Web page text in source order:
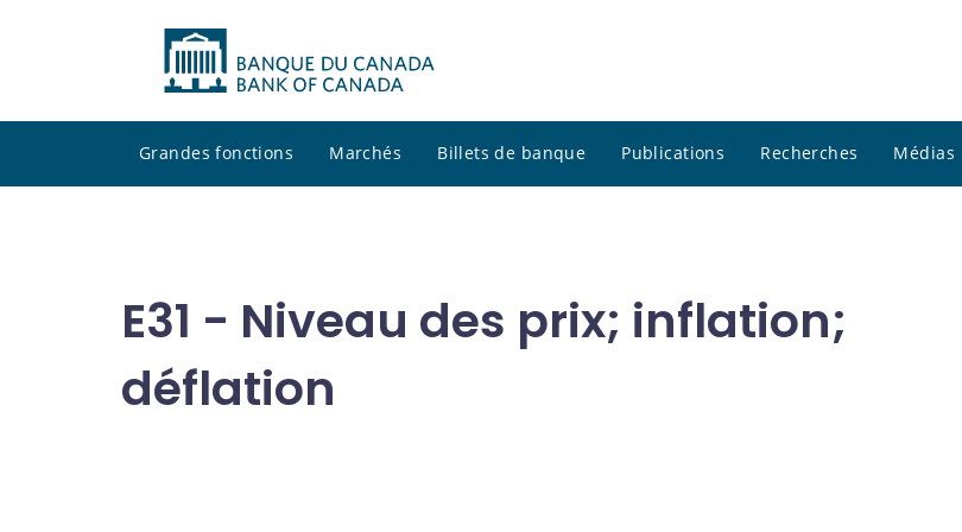
Grandes fonctions Marchés Billets de banque Publications Recherches Médias
E31 - Niveau des prix; inflation;
déflation